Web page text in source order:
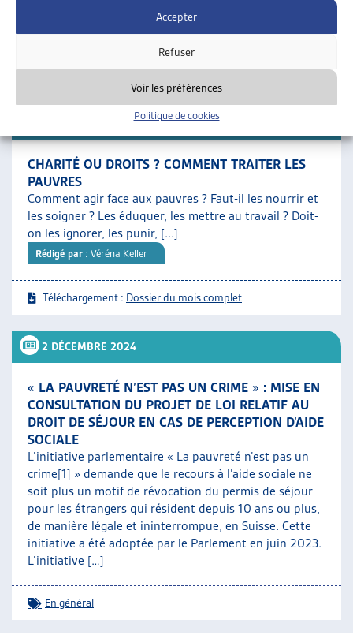
Accepter
Refuser
Voir les préférences
Politique de cookies
: Sylvia Garcia Delahaye | Caroline Dubath | Elena
CHARITÉ OU DROITS ? COMMENT TRAITER LES
PAUVRES
Comment agir face aux pauvres ? Faut-il les nourrir et
les soigner ? Les éduquer, les mettre au travail ? Doit-
on les ignorer, les punir, [...]
Rédigé par : Véréna Keller
Téléchargement : Dossier du mois complet
2 DÉCEMBRE 2024
« LA PAUVRETÉ N’EST PAS UN CRIME » : MISE EN
CONSULTATION DU PROJET DE LOI RELATIF AU
DROIT DE SÉJOUR EN CAS DE PERCEPTION D’AIDE
SOCIALE
L’initiative parlementaire « La pauvreté n’est pas un
crime[1] » demande que le recours à l’aide sociale ne
soit plus un motif de révocation du permis de séjour
pour les étrangers qui résident depuis 10 ans ou plus,
de manière légale et ininterrompue, en Suisse. Cette
initiative a été adoptée par le Parlement en juin 2023.
L’initiative […]
En général